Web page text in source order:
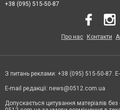
+38 (095) 515-50-87
Про нас Контакти
З питань реклами: +38 (095) 515-50-87.
E-mail редакції: news@0512.com.ua
Допускається цитування матеріалів